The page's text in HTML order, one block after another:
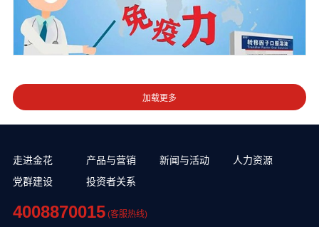
走进金花 产品与营销 新闻与活动
人力资源
党群建设
投资者关系
4008870015 (客服热线)